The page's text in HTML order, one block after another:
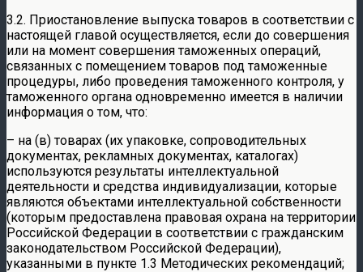
3.2. Приостановление выпуска товаров в соответствии с
настоящей главой осуществляется, если до совершения
или на момент совершения таможенных операций,
связанных с помещением товаров под таможенные
процедуры, либо проведения таможенного контроля, у
таможенного органа одновременно имеется в наличии
информация о том, что:
– на (в) товарах (их упаковке, сопроводительных
документах, рекламных документах, каталогах)
используются результаты интеллектуальной
деятельности и средства индивидуализации, которые
являются объектами интеллектуальной собственности
(которым предоставлена правовая охрана на территории
Российской Федерации в соответствии с гражданским
законодательством Российской Федерации),
указанными в пункте 1.3 Методических рекомендаций;